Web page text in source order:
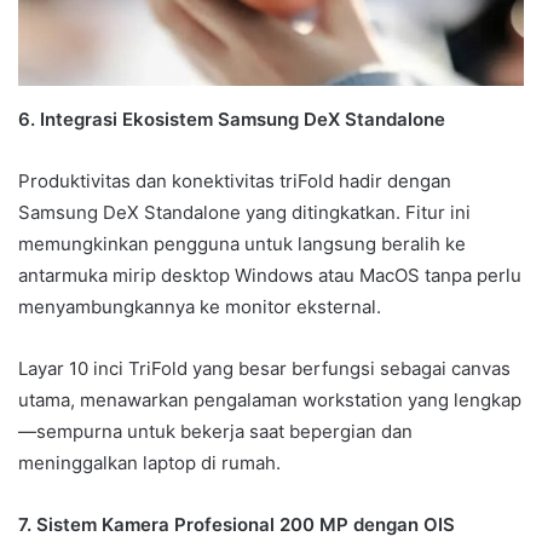
6. Integrasi Ekosistem Samsung DeX Standalone
Produktivitas dan konektivitas triFold hadir dengan
Samsung DeX Standalone yang ditingkatkan. Fitur ini
memungkinkan pengguna untuk langsung beralih ke
antarmuka mirip desktop Windows atau MacOS tanpa perlu
menyambungkannya ke monitor eksternal.
Layar 10 inci TriFold yang besar berfungsi sebagai canvas
utama, menawarkan pengalaman workstation yang lengkap
—sempurna untuk bekerja saat bepergian dan
meninggalkan laptop di rumah.
7. Sistem Kamera Profesional 200 MP dengan OIS